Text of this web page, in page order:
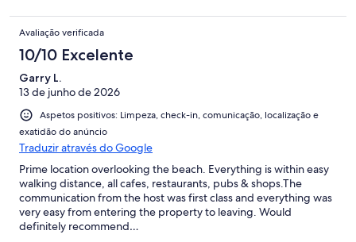
Avaliação verificada
10/10 Excelente
Garry L.
13 de junho de 2026
Aspetos positivos: Limpeza, check-in, comunicação, localização e
exatidão do anúncio
Traduzir através do Google
Prime location overlooking the beach. Everything is within easy
walking distance, all cafes, restaurants, pubs & shops.The
communication from the host was first class and everything was
very easy from entering the property to leaving. Would
definitely recommend…